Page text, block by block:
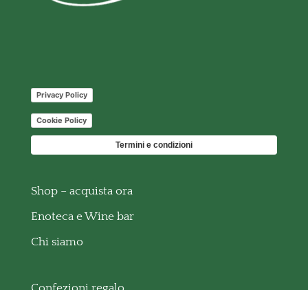
Privacy Policy
Cookie Policy
Termini e condizioni
Shop – acquista ora
Enoteca e Wine bar
Chi siamo